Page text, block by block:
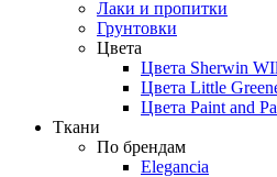
Лаки и пропитки
Грунтовки
Цвета
Цвета Sherwin
Цвета Little
Цвета Paint and
Ткани
По брендам
Elegancia